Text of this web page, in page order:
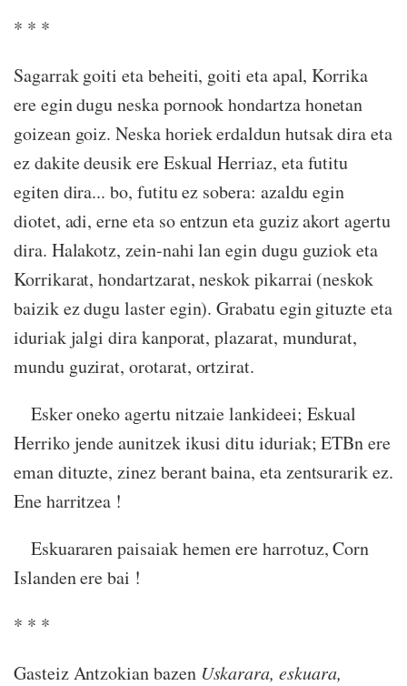
* * *
Sagarrak goiti eta beheiti, goiti eta apal, Korrika
ere egin dugu neska pornook hondartza honetan
goizean goiz. Neska horiek erdaldun hutsak dira eta
ez dakite deusik ere Eskual Herriaz, eta futitu
egiten dira... bo, futitu ez sobera: azaldu egin
diotet, adi, erne eta so entzun eta guziz akort agertu
dira. Halakotz, zein-nahi lan egin dugu guziok eta
Korrikarat, hondartzarat, neskok pikarrai (neskok
baizik ez dugu laster egin). Grabatu egin gituzte eta
iduriak jalgi dira kanporat, plazarat, mundurat,
mundu guzirat, orotarat, ortzirat.
Esker oneko agertu nitzaie lankideei; Eskual
Herriko jende aunitzek ikusi ditu iduriak; ETBn ere
eman dituzte, zinez berant baina, eta zentsurarik ez.
Ene harritzea !
Eskuararen paisaiak hemen ere harrotuz, Corn
Islanden ere bai !
* * *
Gasteiz Antzokian bazen Uskarara, eskuara,